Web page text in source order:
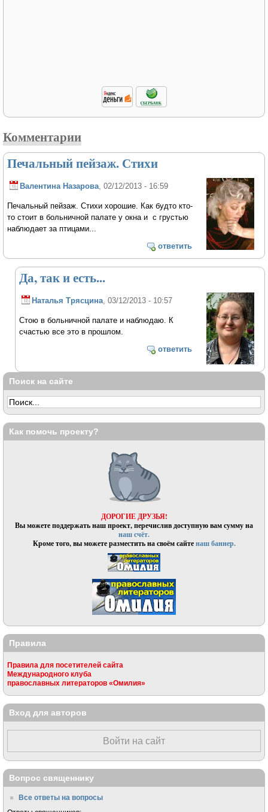
Комментарии
Печальный пейзаж. Стихи
Валентина Назарова, 02/12/2013 - 16:59
Печальный пейзаж. Стихи хорошие. Как будто кто-
то стоит в больничной палате у окна и с грустью
наблюдает за птицами...
ответить
Да, так и есть...
Наталья Трясцина, 03/12/2013 - 10:57
Стою в больничной палате и наблюдаю. К
счастью все это в прошлом.
ответить
Поиск на сайте
Как помочь проекту?
ДОРОГИЕ ДРУЗЬЯ!
Вы можете поддержать наш проект, перечислив доступную вам сумму на
наш счёт.
Кроме того, вы можете разместить на своём сайтенаш баннер.
Правила
Правила для посетителей сайта
Международного клуба
православных литераторов «Омилия»
Вход для авторов
Войти на сайт
Вопрос священнику
Все ответы на вопросы